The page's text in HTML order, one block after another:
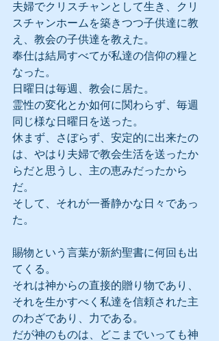
夫婦でクリスチャンとして生き、クリ
スチャンホームを築きつつ子供達に教
え、教会の子供達を教えた。
奉仕は結局すべてが私達の信仰の糧と
なった。
日曜日は毎週、教会に居た。
霊性の変化とか如何に関わらず、毎週
同じ様な日曜日を送った。
休まず、さぼらず、安定的に出来たの
は、やはり夫婦で教会生活を送ったか
らだと思うし、主の恵みだったから
だ。
そして、それが一番静かな日々であっ
た。
賜物という言葉が新約聖書に何回も出
てくる。
それは神からの直接的贈り物であり、
それを生かすべく私達を信頼された主
のわざであり、力である。
だが神のものは、どこまでいっても神